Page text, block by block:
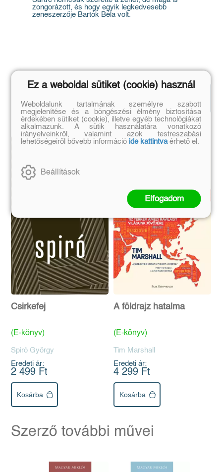
zongorázott, és hogy egyik legkedvesebb
zeneszerzője Bartók Béla volt.
Hasonló
könyvek
Mutasd az
összeset!
Csirkefej
(E-könyv)
Spiró György
Eredeti ár:
2 499 Ft
Kosárba
A földrajz hatalma
(E-könyv)
Tim Marshall
Eredeti ár:
4 299 Ft
Kosárba
Szerző további művei
Ez a weboldal sütiket (cookie) használ
Weboldalunk tartalmának személyre szabott
megjelenítése és a böngészési élmény biztosítása
érdekében sütiket (cookie), illetve egyéb technológiákat
alkalmazunk. A sütik használatára vonatkozó
irányelveinkről, valamint azok testreszabási
lehetőségeiről bővebb információ ide kattintvaérhető el.
Beállítások
Elfogadom